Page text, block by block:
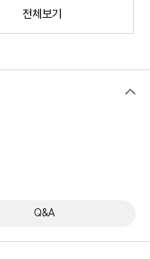
전체보기
Q&A